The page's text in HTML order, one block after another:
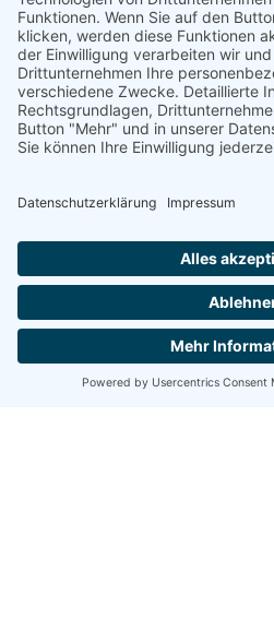
DGWF - Partner